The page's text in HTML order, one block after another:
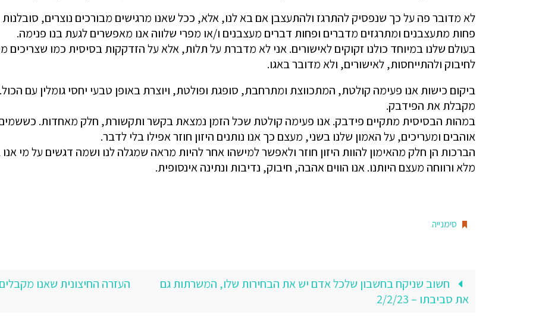
לא מדובר פה על כך שנפסיק להתרגז ולהתעצבן אם בא לנו, אלא, ככל שאנו מרגישים מבורכים נוצרים,
פחות מתעצבנים ומתרגזים מדברים ופחות דברים מעצבנים ו/או מפרי שלווה אנו מאפשרים לגעת בנו פנימה.
בעולם שלנו במיוחד כולנו זקוקים לאישורים. אני לא מדברת על תלות, אלא על הזדקקות בסיסית כמו שצריכים
לחיבוק ולהתייחסות, לאישורים, ולא מדובר באגו.
ביקום כישות אנו פעימה קולטת, המתכווצת ומתרחבת, סופגת ופולטת, ויוצרת באופן טבעי יחסי גומלין עם
מקבלת את הפידבק.
במהות הבסיסית מתקיים פידבק. אנו פעימה קולטת שכל הזמן נמצאת בקשר ותקשורת, חלק מאחדות.
אוהבים ומעריכים, על האמון שלנו בשני, מעצם כך אנו נותנים היזון חוזר אפילו בלי לדבר.
הברכות הן חלק מהאימון להוות היזון חוזר ולאפשר למישהו אחר להיות מראה שמגלה לנו ושמה דגשים על מי
מלא ורווחה מעצם היותנו. אנו הווים אהבה, חיבוק, נדיבות ונתינה אינסופית.
סימנייה.
חשוב שניקח בחשבון שלכל אדם יש את הבחירות שלו, המשרתות גם
את סביבתו – 2/2/23
העזרה החיצונית שאנו